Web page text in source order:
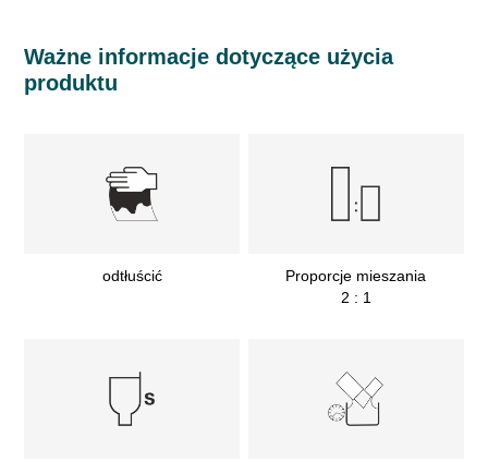
Ważne informacje dotyczące użycia
produktu
odtłuścić
Proporcje mieszania
2 : 1